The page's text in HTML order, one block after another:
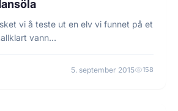
vi å teste ut en elv vi funnet på et
vann…
5. september 2015 158